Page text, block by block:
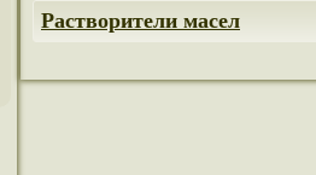
Растворители масел